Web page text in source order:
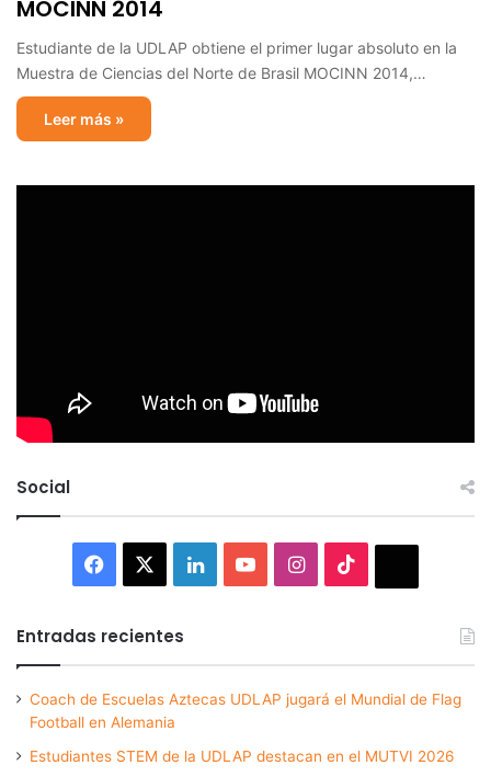
MOCINN 2014
Estudiante de la UDLAP obtiene el primer lugar absoluto en la
Muestra de Ciencias del Norte de Brasil MOCINN 2014,…
Leer más »
Social
Facebook LinkedInYouTubeInstagram
Entradas recientes
Coach de Escuelas Aztecas UDLAP jugará el Mundial de Flag
Football en Alemania
Estudiantes STEM de la UDLAP destacan en el MUTVI 2026